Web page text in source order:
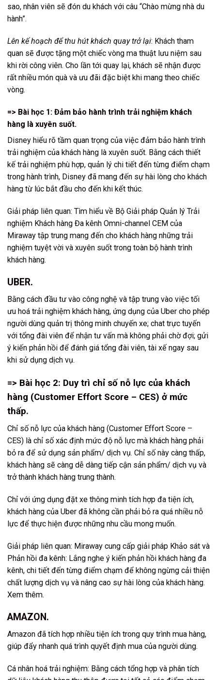
sao, nhân viên sẽ đón du khách với câu “Chào mừng nhà du
hành”.
Lên kế hoạch để thu hút khách quay trở lại: Khách tham
quan sẽ được tặng một chiếc vòng ma thuật lưu niệm sau
khi rời công viên. Cho lần tới quay lại, khách sẽ nhận được
rất nhiều món quà và ưu đãi đặc biệt khi mang theo chiếc
vòng.
=> Bài học 1: Đảm bảo hành trình trải nghiệm khách
hàng là xuyên suốt.
Disney hiểu rõ tầm quan trọng của việc đảm bảo hành trình
trải nghiệm của khách hàng là xuyên suốt. Bằng cách thiết
kế trải nghiệm phù hợp, quản lý chi tiết đến từng điểm chạm
trong hành trình, Disney đã mang đến sự hài lòng cho khách
hàng từ lúc bắt đầu cho đến khi kết thúc.
Giải pháp liên quan: Tìm hiểu về Bộ Giải pháp Quản lý Trải
nghiệm Khách hàng Đa kênh Omni-channel CEM của
Miraway tập trung mang đến cho khách hàng những trải
nghiệm tuyệt vời và xuyên suốt trong toàn bộ hành trình
khách hàng.
UBER.
Bằng cách đầu tư vào công nghệ và tập trung vào việc tối
ưu hoá trải nghiệm khách hàng, ứng dụng của Uber cho phép
người dùng quản trị thông minh chuyến xe; chat trực tuyến
với tổng đài viên để nhận tư vấn mà không phải chờ đợi; gửi
ý kiến phản hồi để đánh giá tổng đài viên, tài xế ngay sau
khi sử dụng dịch vụ.
=> Bài học 2: Duy trì chỉ số nỗ lực của khách
hàng (Customer Effort Score – CES) ở mức
thấp.
Chỉ số nỗ lực của khách hàng (Customer Effort Score –
CES) là chỉ số xác định mức độ nỗ lực mà khách hàng phải
bỏ ra để sử dụng sản phẩm/ dịch vụ. Chỉ số này càng thấp,
khách hàng sẽ càng dễ dàng tiếp cận sản phẩm/ dịch vụ và
trở thành khách hàng trung thành.
Chỉ với ứng dụng đặt xe thông minh tích hợp đa tiện ích,
khách hàng của Uber đã không cần phải bỏ ra quá nhiều nỗ
lực để thực hiện được những nhu cầu mong muốn.
Giải pháp liên quan: Miraway cung cấp giải pháp Khảo sát và
Phản hồi đa kênh: Lắng nghe ý kiến phản hồi khách hàng đa
kênh, chi tiết đến từng điểm chạm để không ngừng cải thiện
chất lượng dịch vụ và nâng cao sự hài lòng của khách hàng.
Xem thêm.
AMAZON.
Amazon đã tích hợp nhiều tiện ích trong quy trình mua hàng,
giúp đẩy nhanh quá trình quyết định mua của người dùng.
Cá nhân hoá trải nghiệm: Bằng cách tổng hợp và phân tích